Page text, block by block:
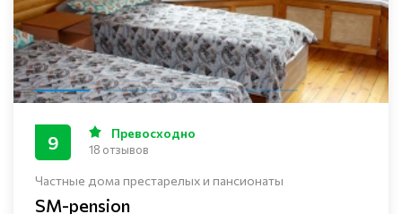
Частные дома престарелых и пансионаты
SM-pension
9 Превосходно
18 отзывов